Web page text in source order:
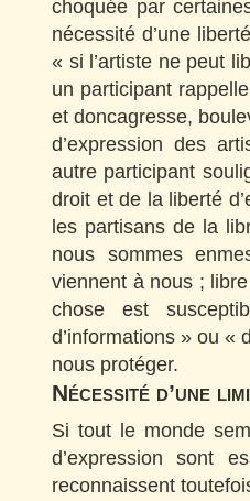
choquée par
nécessité d’une
« si l’artiste ne peut
un participant
et doncagresse,
d’expression des
autre participant
droit et de la liberté
les partisans de la
nous sommes
viennent à nous ;
chose est
d’informations » ou «
nous protéger.
Nécessité d’une
Si tout le monde
d’expression sont
reconnaissent